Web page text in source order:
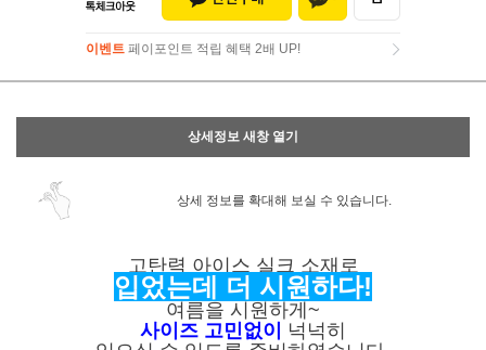
이벤트 페이포인트 적립 혜택 2배 UP!
이벤트페이포인트 적립 혜택 2배 UP!
상세정보 새창 열기
상세 정보를 확대해 보실 수 있습니다.
고탄력 아이스 실크 소재로
입었는데 더 시원하다!
여름을 시원하게~
사이즈 고민없이
넉넉히